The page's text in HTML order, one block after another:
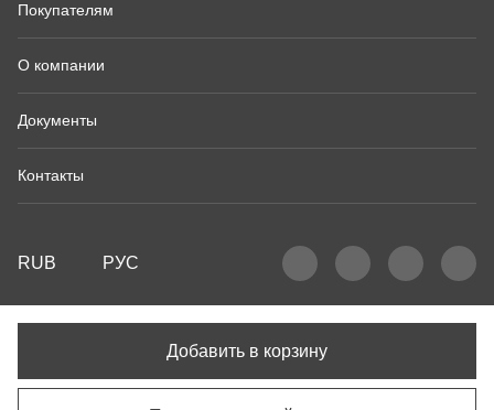
Добавить в корзину
Покупателям
О компании
Документы
Контакты
RUB РУС